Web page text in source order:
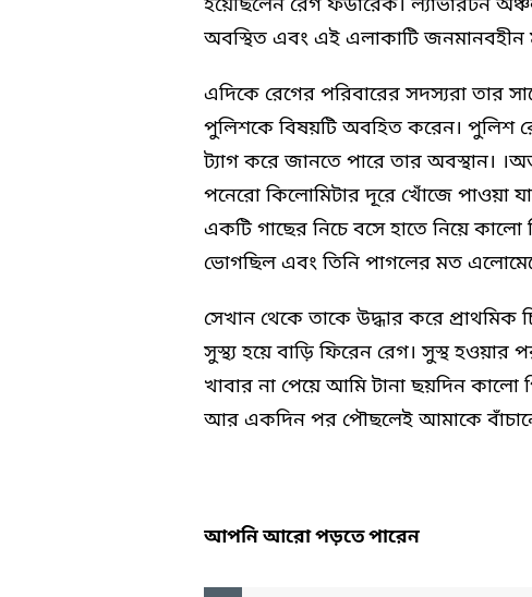
হয়েছিলেন রেগ ফডারেক। ল্যাভারটন
অবস্থিত এবং এই এলাকাটি জনমানবহীন
এদিকে রেগের পরিবারের সদস্যরা তার
পুলিশকে বিষয়টি অবহিত করেন। পুলিশ
ট্যাগ করে জানতে পারে তার
পনেরো কিলোমিটার দূরে খোঁজে পাওয়া
একটি গাছের নিচে বসে হাতে নিয়ে
ভোগছিল এবং তিনি পাগলের মত
সেখান থেকে তাকে উদ্ধার করে প্রাথমিক
সুস্থ্য হয়ে বাড়ি ফিরেন রেগ। সুস্থ
খাবার না পেয়ে আমি টানা ছয়দিন কালো
আর একদিন পর পৌছলেই আমাকে
আপনি আরো পড়তে পারেন